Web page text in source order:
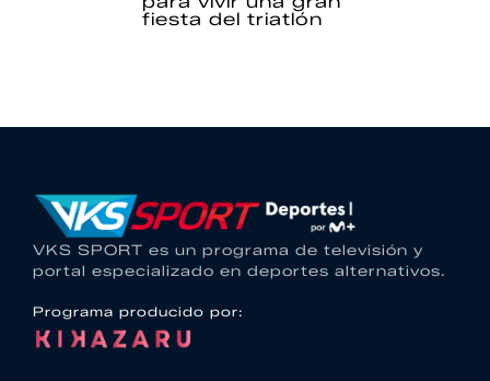
fiesta del triatlón
VKS SPORT es un programa de televisión y
portal especializado en deportes alternativos.
Programa producido por: